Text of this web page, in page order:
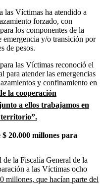
las Víctimas ha atendido a
forzado, con
los componentes de la
emergencia y/o transición por
de pesos.
las Víctimas reconoció el
para atender las emergencias
y confinamiento en
la cooperación
a ellos trabajamos en
territorio”.
20.000 millones para
la Fiscalía General de la
a las Víctimas ocho
millones, que hacían parte del